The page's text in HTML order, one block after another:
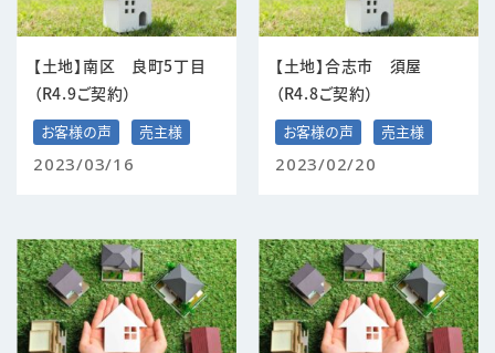
【土地】南区 良町5丁目
（R4.9ご契約）
お客様の声 売主様
2023/03/16
【土地】合志市 須屋
（R4.8ご契約）
お客様の声 売主様
2023/02/20